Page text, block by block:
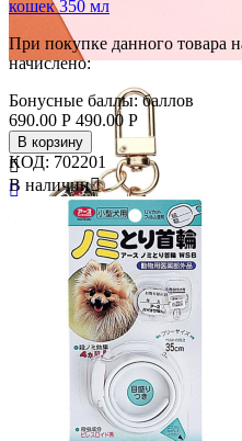
кошек 350 мл
При покупке данного товара
начислено:
Бонусные баллы: баллов
690.00 Р 490.00 Р
В корзину


Earth Biochemical Вес/
измерениямл
КОД: 702201
В наличии